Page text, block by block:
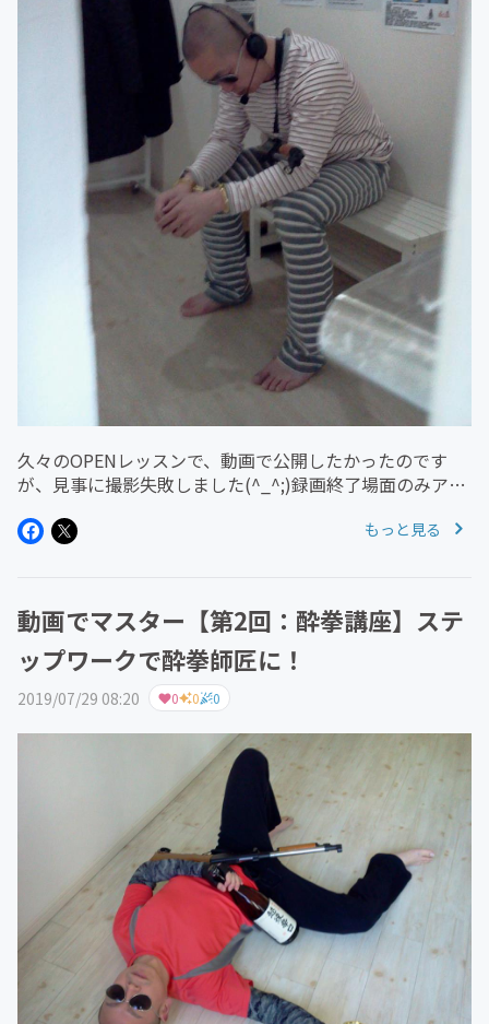
久々のOPENレッスンで、動画で公開したかったのです
が、見事に撮影失敗しました(^_^;)録画終了場面のみアッ
からのクラスは撮影できていましたが、会員さん...
もっと見る
動画でマスター【第2回：酔拳講座】ステ
ップワークで酔拳師匠に！
2019/07/29 08:20 0 0 0